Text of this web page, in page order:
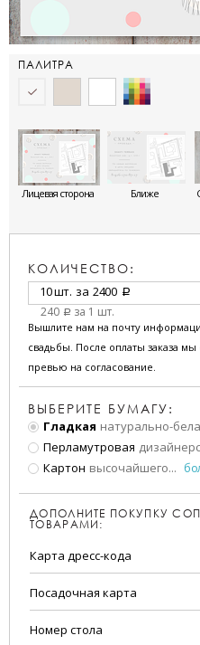
ПАЛИТРА
Лицевая сторона Ближе
КОЛИЧЕСТВО:
10 шт. за 2400 a
240 a за 1 шт.
Вышлите нам на почту
свадьбы. После оплаты заказа
превью на согласование.
ВЫБЕРИТЕ БУМАГУ:
Гладкая натурально-бела
Перламутровая
Картон высочайшего...
ДОПОЛНИТЕ ПОКУПКУ
ТОВАРАМИ:
Карта дресс-кода
Посадочная карта
Номер стола